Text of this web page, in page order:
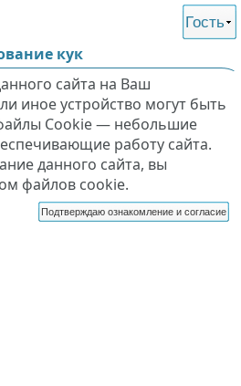
Гость
кук
сайта на Ваш
иное устройство могут быть
Cookie — небольшие
работу сайта.
данного сайта, вы
файлов cookie.
Подтверждаю ознакомление и согласие